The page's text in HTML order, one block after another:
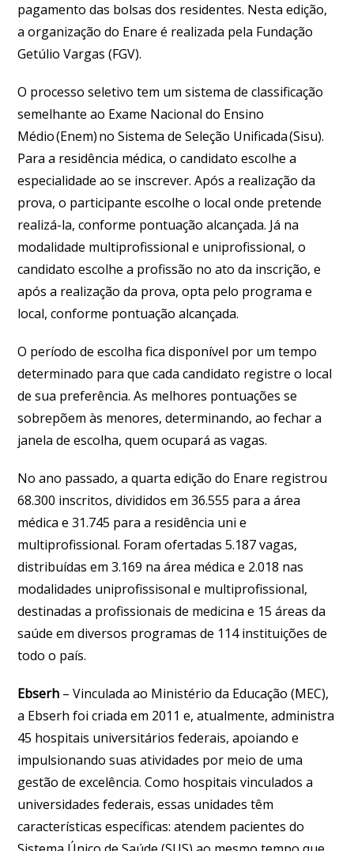
pagamento das bolsas dos residentes. Nesta edição,
a organização do Enare é realizada pela Fundação
Getúlio Vargas (FGV).
O processo seletivo tem um sistema de classificação
semelhante ao Exame Nacional do Ensino
Médio (Enem) no Sistema de Seleção Unificada (Sisu).
Para a residência médica, o candidato escolhe a
especialidade ao se inscrever. Após a realização da
prova, o participante escolhe o local onde pretende
realizá-la, conforme pontuação alcançada. Já na
modalidade multiprofissional e uniprofissional, o
candidato escolhe a profissão no ato da inscrição, e
após a realização da prova, opta pelo programa e
local, conforme pontuação alcançada.
O período de escolha fica disponível por um tempo
determinado para que cada candidato registre o local
de sua preferência. As melhores pontuações se
sobrepõem às menores, determinando, ao fechar a
janela de escolha, quem ocupará as vagas.
No ano passado, a quarta edição do Enare registrou
68.300 inscritos, divididos em 36.555 para a área
médica e 31.745 para a residência uni e
multiprofissional. Foram ofertadas 5.187 vagas,
distribuídas em 3.169 na área médica e 2.018 nas
modalidades uniprofissisonal e multiprofissional,
destinadas a profissionais de medicina e 15 áreas da
saúde em diversos programas de 114 instituições de
todo o país.
Ebserh – Vinculada ao Ministério da Educação (MEC),
a Ebserh foi criada em 2011 e, atualmente, administra
45 hospitais universitários federais, apoiando e
impulsionando suas atividades por meio de uma
gestão de excelência. Como hospitais vinculados a
universidades federais, essas unidades têm
características específicas: atendem pacientes do